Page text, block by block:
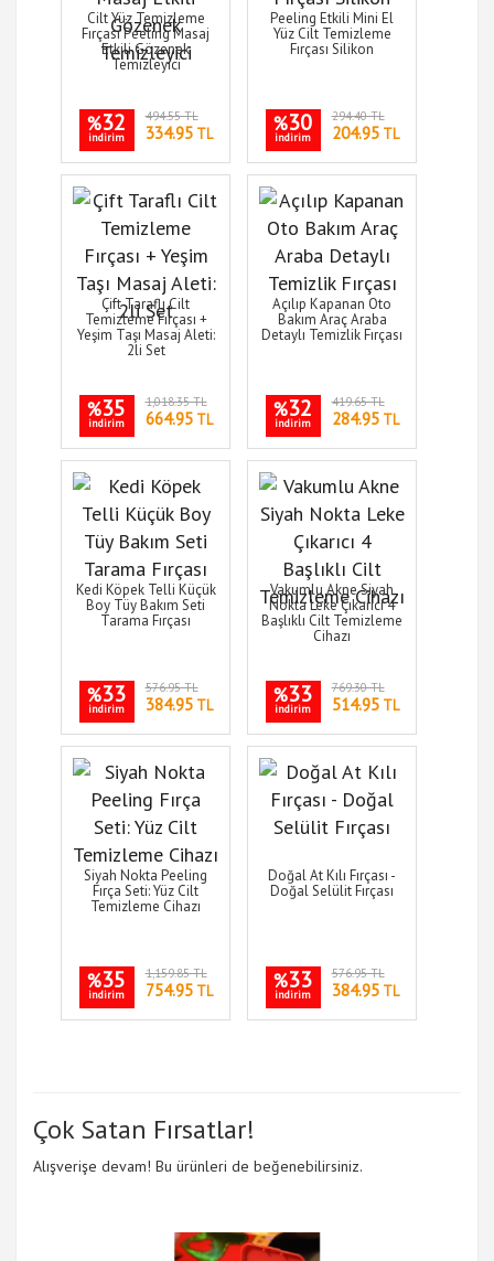
Cilt Yüz Temizleme
Fırçası Peeling Masaj
Etkili Gözenek
Temizleyici
%32
indirim
494.55 TL
334.95TL
Peeling Etkili Mini El
Yüz Cilt Temizleme
Fırçası Silikon
%30
indirim
294.40 TL
204.95TL
Çift Taraflı Cilt
Temizleme Fırçası +
Yeşim Taşı Masaj Aleti:
2li Set
%35
indirim
1,018.35 TL
664.95TL
Açılıp Kapanan Oto
Bakım Araç Araba
Detaylı Temizlik Fırçası
%32
indirim
419.65 TL
284.95TL
Kedi Köpek Telli Küçük
Boy Tüy Bakım Seti
Tarama Fırçası
%33
indirim
576.95 TL
384.95TL
Vakumlu Akne Siyah
Nokta Leke Çıkarıcı 4
Başlıklı Cilt Temizleme
Cihazı
%33
indirim
769.30 TL
514.95TL
Siyah Nokta Peeling
Fırça Seti: Yüz Cilt
Temizleme Cihazı
%35
indirim
1,159.85 TL
754.95TL
Doğal At Kılı Fırçası -
Doğal Selülit Fırçası
%33
indirim
576.95 TL
384.95TL
Çok Satan Fırsatlar!
Alışverişe devam! Bu ürünleri de beğenebilirsiniz.